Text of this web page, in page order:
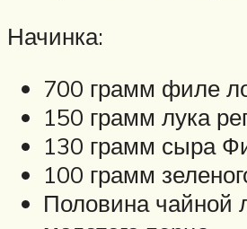
Начинка:
700 грамм филе
150 грамм лука
130 грамм сыра
100 грамм
Половина чайной